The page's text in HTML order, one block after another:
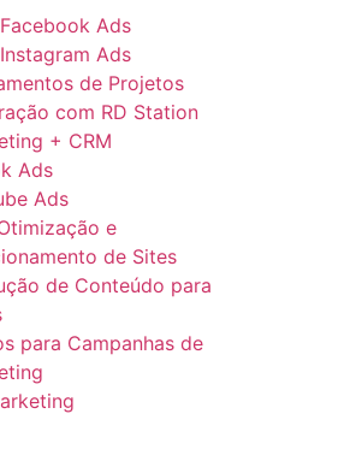
Facebook Ads
Instagram Ads
de Projetos
com RD Station
+ CRM
Ads
Ads
e
de Sites
de Conteúdo para
para Campanhas de